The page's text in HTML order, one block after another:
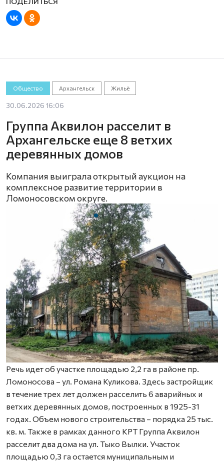
Общество Архангельск Жильё
30.06.2026 16:06
Группа Аквилон расселит в
Архангельске еще 8 ветхих
деревянных домов
Компания выиграла открытый аукцион на
комплексное развитие территории в
Ломоносовском округе.
Речь идет об участке площадью 2,2 га в районе пр.
Ломоносова – ул. Романа Куликова. Здесь застройщик
в течение трех лет должен расселить 6 аварийных и
ветхих деревянных домов, построенных в 1925-31
годах. Объем нового строительства – порядка 25 тыс.
кв. м. Также в рамках данного КРТ Группа Аквилон
расселит два дома на ул. Тыко Вылки. Участок
площадью 0,3 га остается муниципальным и